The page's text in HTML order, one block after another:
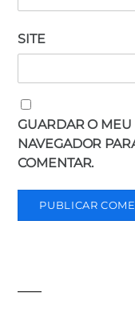
SITE
GUARDAR O MEU
NAVEGADOR
COMENTAR.